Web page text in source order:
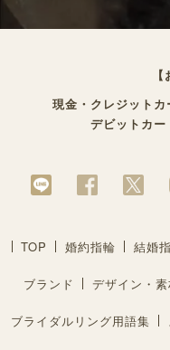
現金・クレジット
デビットカ
TOP 婚約指輪 結婚
ブランド デザイン・
ブライダルリング用語集